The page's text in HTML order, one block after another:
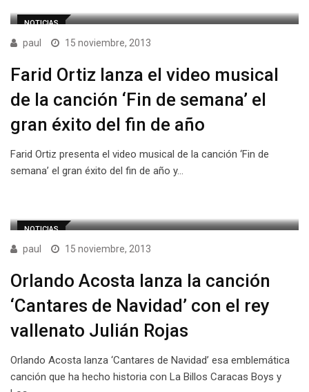
NOTICIAS
paul 15 noviembre, 2013
Farid Ortiz lanza el video musical
de la canción ‘Fin de semana’ el
gran éxito del fin de año
Farid Ortiz presenta el video musical de la canción ‘Fin de
semana’ el gran éxito del fin de año y…
NOTICIAS
paul 15 noviembre, 2013
Orlando Acosta lanza la canción
‘Cantares de Navidad’ con el rey
vallenato Julián Rojas
Orlando Acosta lanza ‘Cantares de Navidad’ esa emblemática
canción que ha hecho historia con La Billos Caracas Boys y